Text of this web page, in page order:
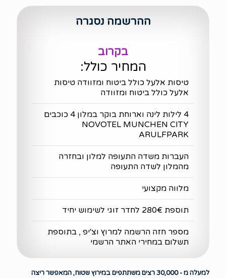
ההרשמה נסגרה
בקרוב
המחיר כולל:
טיסות אלעל כולל ביטוח ומזוודה טיסות
אלעל כולל ביטוח ומזוודה
4 לילות לינה וארוחת בוקר במלון 4 כוכבים
NOVOTEL MUNCHEN CITY
ARULFPARK
העברות משדה התעופה למלון ובחזרה
מהמלון לשדה התעופה
מלווה מקצועי
תוספת 280€ לחדר זוגי לשימוש יחיד
מספר חזה הרשמה למרוץ וצ'יפ , בתוספת
תשלום במחירי האתר הרשמי
למעלה מ - 30,000 רצים משתתפים במירוץ שטוח, המאפשר ריצה